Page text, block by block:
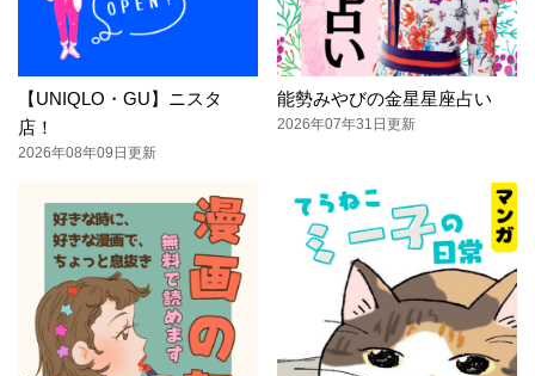
【UNIQLO・GU】ニスタ
店！
2026年08年09日更新
能勢みやびの金星星座占い
2026年07年31日更新